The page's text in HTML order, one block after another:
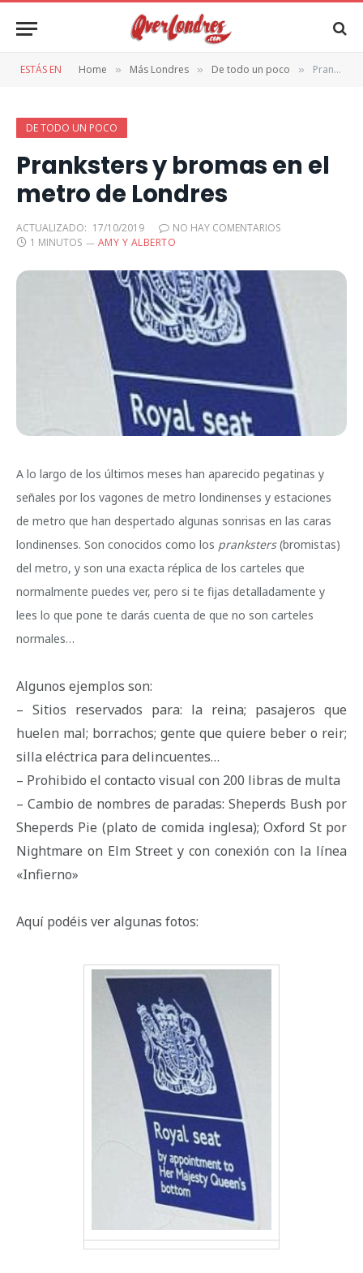
ESTÁS EN Home » Más Londres » De todo un poco » Pranksters y bromas en el metro de Londres
DE TODO UN POCO
Pranksters y bromas en el
metro de Londres
ACTUALIZADO: 17/10/2019
NO HAY COMENTARIOS
1 MINUTOS
AMY Y ALBERTO
A lo largo de los últimos meses han aparecido pegatinas y
señales por los vagones de metro londinenses y estaciones
de metro que han despertado algunas sonrisas en las caras
londinenses. Son conocidos como los pranksters(bromistas)
del metro, y son una exacta réplica de los carteles que
normalmente puedes ver, pero si te fijas detalladamente y
lees lo que pone te darás cuenta de que no son carteles
normales…
Algunos ejemplos son:
– Sitios reservados para: la reina; pasajeros que
huelen mal; borrachos; gente que quiere beber o reir;
silla eléctrica para delincuentes…
– Prohibido el contacto visual con 200 libras de multa
– Cambio de nombres de paradas: Sheperds Bush por
Sheperds Pie (plato de comida inglesa); Oxford St por
Nightmare on Elm Street y con conexión con la línea
«Infierno»
Aquí podéis ver algunas fotos: